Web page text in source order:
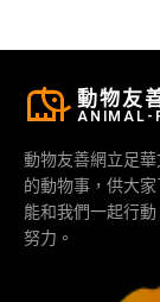
動物友
ANIMAL-
動物友善網立足
的動物事，供大
能和我們一起行
努力。